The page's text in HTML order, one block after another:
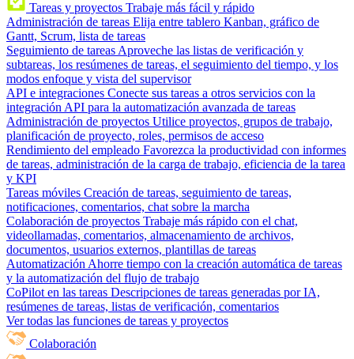
Tareas y proyectos Trabaje más fácil y rápido
Administración de tareas Elija entre tablero Kanban, gráfico de
Gantt, Scrum, lista de tareas
Seguimiento de tareas Aproveche las listas de verificación y
subtareas, los resúmenes de tareas, el seguimiento del tiempo, y los
modos enfoque y vista del supervisor
API e integraciones Conecte sus tareas a otros servicios con la
integración API para la automatización avanzada de tareas
Administración de proyectos Utilice proyectos, grupos de trabajo,
planificación de proyecto, roles, permisos de acceso
Rendimiento del empleado Favorezca la productividad con informes
de tareas, administración de la carga de trabajo, eficiencia de la tarea
y KPI
Tareas móviles Creación de tareas, seguimiento de tareas,
notificaciones, comentarios, chat sobre la marcha
Colaboración de proyectos Trabaje más rápido con el chat,
videollamadas, comentarios, almacenamiento de archivos,
documentos, usuarios externos, plantillas de tareas
Automatización Ahorre tiempo con la creación automática de tareas
y la automatización del flujo de trabajo
CoPilot en las tareas Descripciones de tareas generadas por IA,
resúmenes de tareas, listas de verificación, comentarios
Ver todas las funciones de tareas y proyectos
Colaboración